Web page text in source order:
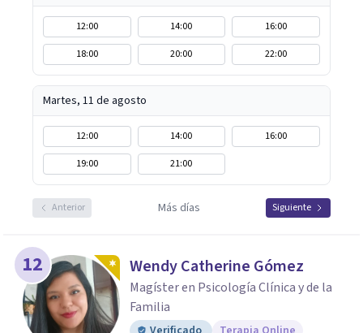
12:00 14:00
16:00
18:00
20:00 22:00
Martes, 11 de agosto
12:00 14:00
16:00
19:00
21:00
Anterior Más días Siguiente
12 Wendy Catherine Gómez
Magíster en Psicología Clínica y de la
Familia